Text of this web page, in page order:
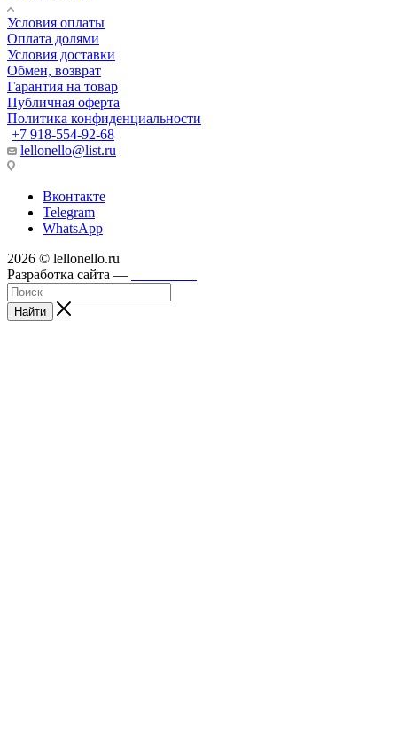
Условия оплаты
Оплата долями
Условия доставки
Обмен, возврат
Гарантия на товар
Публичная оферта
Политика конфиденциальности
+7 918-554-92-68
lellonello@list.ru
Вконтакте
Telegram
WhatsApp
2026 © lellonello.ru
Разработка сайта —
Найти